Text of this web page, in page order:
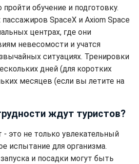
обучение и подготовку.
SpaceX и Axiom Space
центрах, где они
невесомости и учатся
ситуациях. Тренировки
дней (для коротких
месяцев (если вы летите на
ждут туристов?
- это не только увлекательный
испытание для организма.
и посадки могут быть